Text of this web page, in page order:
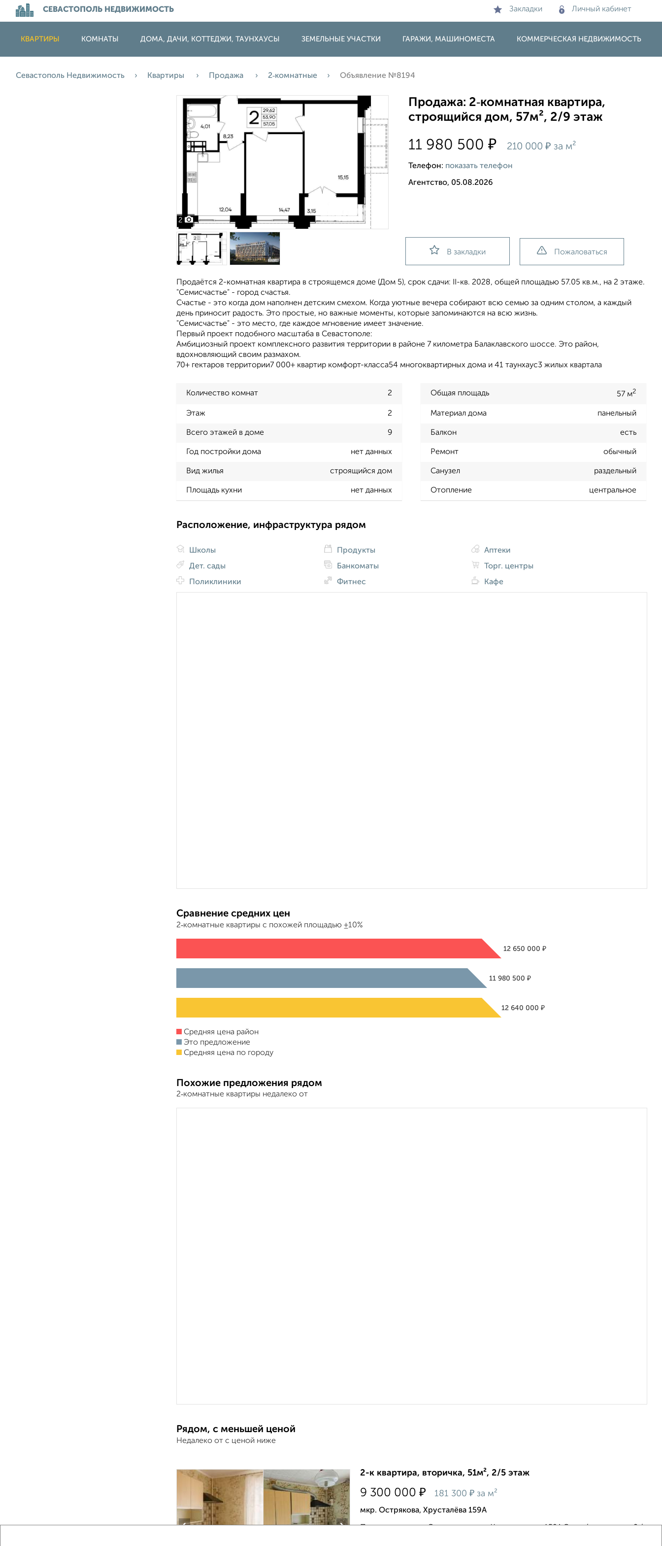
СЕВАСТОПОЛЬ НЕДВИЖИМОСТЬ Закладки Личный кабинет
КВАРТИРЫ КОМНАТЫ ДОМА, ДАЧИ, КОТТЕДЖИ, ТАУНХАУСЫ ЗЕМЕЛЬНЫЕ УЧАСТКИ ГАРАЖИ, МАШИНОМЕСТА КОММЕРЧЕСКАЯ НЕДВИЖИМОСТЬ
Севастополь Недвижимость Квартиры Продажа 2‑комнатные Объявление №8194
2
Продажа: 2‑комнатная квартира,
строящийся дом, 57м², 2/9 этаж
11 980 500₽ 210 000₽ за м²
Телефон: показать телефон
Агентство, 05.08.2026
В закладки Пожаловаться
Продаётся 2-комнатная квартира в строящемся доме (Дом 5), срок сдачи: II-кв. 2028, общей площадью 57.05 кв.м., на 2 этаже.
"Семисчастье" - город счастья.
Счастье - это когда дом наполнен детским смехом. Когда уютные вечера собирают всю семью за одним столом, а каждый
день приносит радость. Это простые, но важные моменты, которые запоминаются на всю жизнь.
"Семисчастье" - это место, где каждое мгновение имеет значение.
Первый проект подобного масштаба в Севастополе:
Амбициозный проект комплексного развития территории в районе 7 километра Балаклавского шоссе. Это район,
вдохновляющий своим размахом.
70+ гектаров территории7 000+ квартир комфорт-класса54 многоквартирных дома и 41 таунхаус3 жилых квартала
Количество комнат 2 Общая площадь 57 м2
Этаж 2 Материал дома панельный
Всего этажей в доме 9 Балкон есть
Год постройки дома нет данных Ремонт обычный
Вид жилья строящийся дом Санузел раздельный
Площадь кухни нет данных Отопление центральное
Расположение, инфраструктура рядом
Школы
Дет. сады
Поликлиники
Продукты
Банкоматы
Фитнес
Аптеки
Торг. центры
Кафе
Сравнение средних цен
2‑комнатные квартиры с похожей площадью ±10%
12 650 000₽
11 980 500₽
12 640 000₽
Средняя цена район
Это предложение
Средняя цена по городу
Похожие предложения рядом
2‑комнатные квартиры недалеко от
Рядом, с меньшей ценой
Недалеко от с ценой ниже
‹ ›
2-к квартира, вторичка, 51м², 2/5 этаж
9 300 000 ₽ 181 300 ₽ за м²
мкр. Острякова, Хрусталёва 159А
Продам квартиру. Севастополь, ул. Хрусталева, д. 159А Этаж / этажность: 2 /